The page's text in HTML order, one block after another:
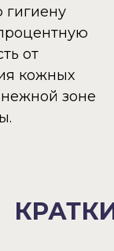
от
кожных
зоне